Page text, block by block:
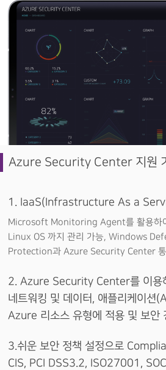
Azure Security Center 지원
1. IaaS(Infrastructure As a
Microsoft Monitoring Agent를 활용하
Linux OS 까지 관리 가능, Windows
Protection과 Azure Security Center
2. Azure Security Center를 이용
네트워킹 및 데이터, 애플리케이션
Azure 리소스 유형에 적용 및 보안
3.쉬운 보안 정책 설정으로
CIS, PCI DSS3.2, ISO27001,